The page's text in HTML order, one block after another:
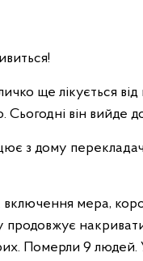
ще лікується
Сьогодні він вийде
з дому
мера,
продовжує
Померли 9 людей.